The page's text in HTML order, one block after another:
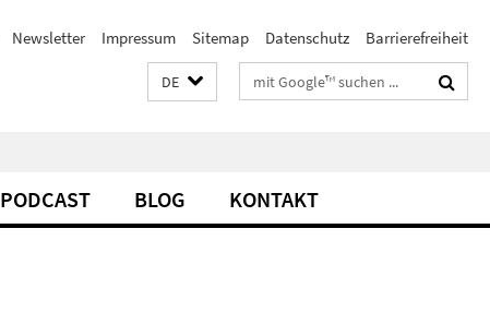
Newsletter Impressum Sitemap Datenschutz Barrierefreiheit
DE Suchbegriffe
PODCAST BLOG KONTAKT